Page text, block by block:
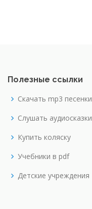
Полезные ссылки
Скачать mp3 песенки
Слушать аудиосказки
Купить коляску
Учебники в pdf
Детские учреждения